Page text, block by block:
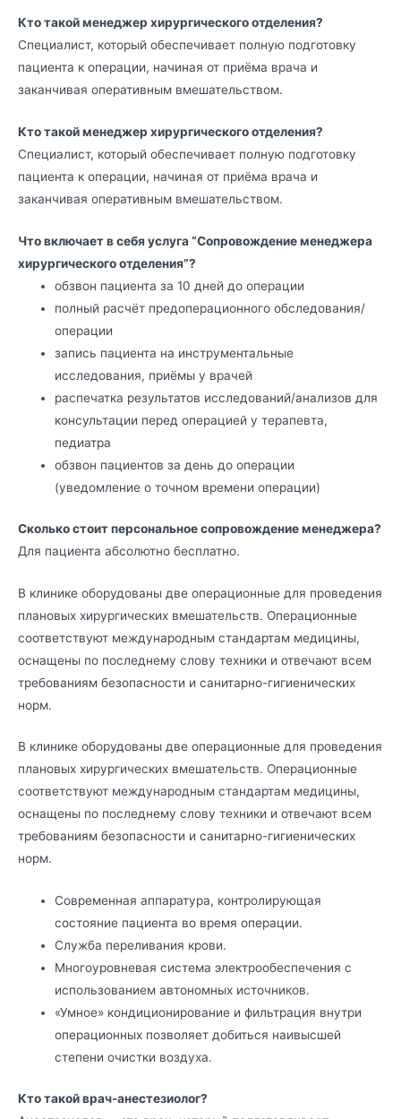
Кто такой менеджер хирургического отделения?
Специалист, который обеспечивает полную подготовку
пациента к операции, начиная от приёма врача и
заканчивая оперативным вмешательством.
Кто такой менеджер хирургического отделения?
Специалист, который обеспечивает полную подготовку
пациента к операции, начиная от приёма врача и
заканчивая оперативным вмешательством.
Что включает в себя услуга “Сопровождение менеджера
хирургического отделения”?
обзвон пациента за 10 дней до операции
полный расчёт предоперационного обследования/
операции
запись пациента на инструментальные
исследования, приёмы у врачей
распечатка результатов исследований/анализов для
консультации перед операцией у терапевта,
педиатра
обзвон пациентов за день до операции
(уведомление о точном времени операции)
Сколько стоит персональное сопровождение менеджера?
Для пациента абсолютно бесплатно.
В клинике оборудованы две операционные для проведения
плановых хирургических вмешательств. Операционные
соответствуют международным стандартам медицины,
оснащены по последнему слову техники и отвечают всем
требованиям безопасности и санитарно-гигиенических
норм.
В клинике оборудованы две операционные для проведения
плановых хирургических вмешательств. Операционные
соответствуют международным стандартам медицины,
оснащены по последнему слову техники и отвечают всем
требованиям безопасности и санитарно-гигиенических
норм.
Современная аппаратура, контролирующая
состояние пациента во время операции.
Служба переливания крови.
Многоуровневая система электрообеспечения с
использованием автономных источников.
«Умное» кондиционирование и фильтрация внутри
операционных позволяет добиться наивысшей
степени очистки воздуха.
Кто такой врач-анестезиолог?